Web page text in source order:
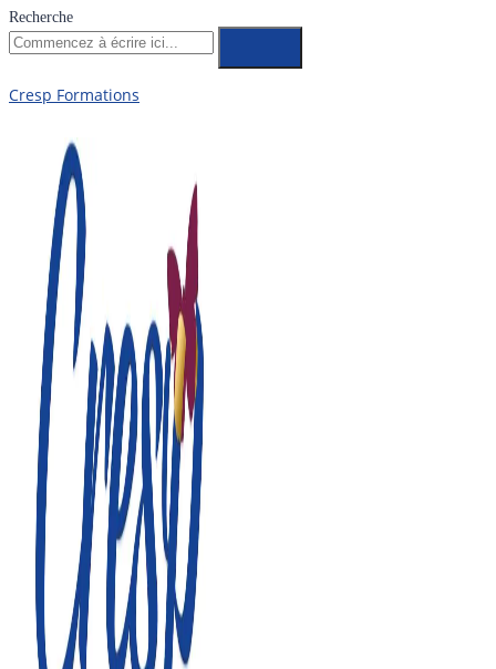
Recherche
Cresp Formations